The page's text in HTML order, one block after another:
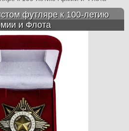
футляре к 100-летию
и Флота